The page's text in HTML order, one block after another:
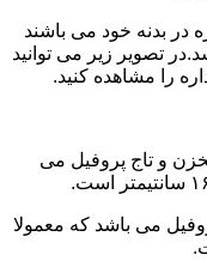
در بدنه خود می باشند
۱۰ سانت می باشد.در تصویر زیر می توانید
را مشاهده کنید.
و تاج پروفیل می
می باشد که معمولا